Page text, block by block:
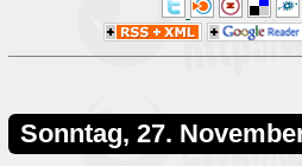
Sonntag, 27.